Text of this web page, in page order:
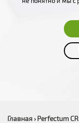
Главная › Perfectum